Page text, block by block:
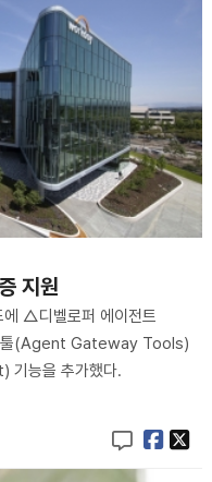
지원
에 △디벨로퍼 에이전트
(Agent Gateway Tools)
능을 추가했다.